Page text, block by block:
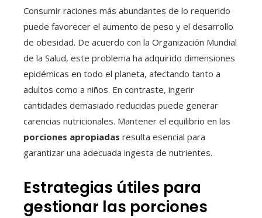
Consumir raciones más abundantes de lo requerido
puede favorecer el aumento de peso y el desarrollo
de obesidad. De acuerdo con la Organización Mundial
de la Salud, este problema ha adquirido dimensiones
epidémicas en todo el planeta, afectando tanto a
adultos como a niños. En contraste, ingerir
cantidades demasiado reducidas puede generar
carencias nutricionales. Mantener el equilibrio en las
porciones apropiadas resulta esencial para
garantizar una adecuada ingesta de nutrientes.
Estrategias útiles para
gestionar las porciones